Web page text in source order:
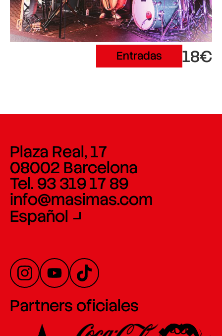
Entradas 18€
Plaza Real, 17
08002 Barcelona
Tel. 93 319 17 89
info@masimas.com
Español
Partners oficiales